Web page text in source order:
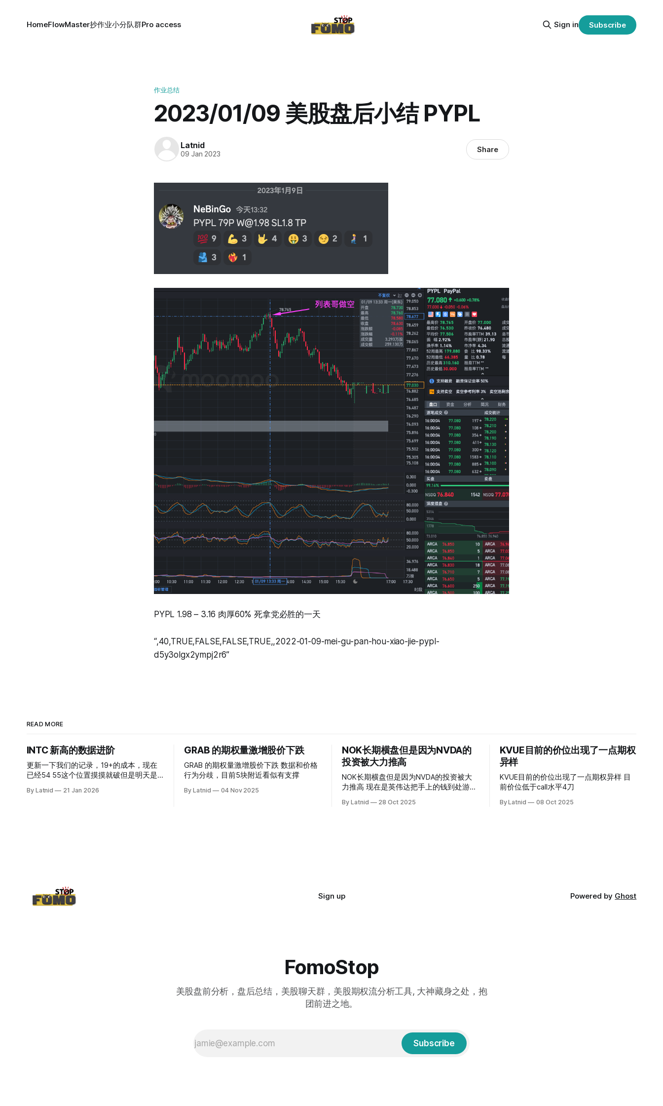
HomeFlowMaster抄作业小分队群Pro access Sign in Subscribe
作业总结
2023/01/09 美股盘后小结 PYPL
Latnid
09 Jan 2023 Share
PYPL 1.98 – 3.16 肉厚60% 死拿党必胜的一天
“,40,TRUE,FALSE,FALSE,TRUE,,2022-01-09-mei-gu-pan-hou-xiao-jie-pypl-
d5y3olgx2ympj2r6”
READ MORE
INTC 新高的数据进阶
更新一下我们的记录，19+的成本，现在
已经54 55这个位置摸摸就破但是明天是
而应该谨慎，数据很明显偏向多头，47的
By Latnid 21 Jan 2026
GRAB 的期权量激增股价下跌
GRAB 的期权量激增股价下跌 数据和价格
行为分歧，目前5块附近看似有支撑
By Latnid 04 Nov 2025
NOK长期横盘但是因为NVDA的
投资被大力推高
NOK长期横盘但是因为NVDA的投资被大
力推高 现在是英伟达把手上的钱到处游走
By Latnid 28 Oct 2025
KVUE目前的价位出现了一点期权
异样
KVUE目前的价位出现了一点期权异样 目
前价位低于call水平4刀
By Latnid 08 Oct 2025
Sign up Powered by Ghost
FomoStop
美股盘前分析，盘后总结，美股聊天群，美股期权流分析工具, 大神藏身之处，抱
团前进之地。
Subscribe